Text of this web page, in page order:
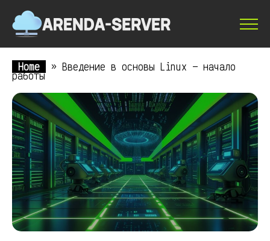
Home » Введение в основы Linux — начало
работы